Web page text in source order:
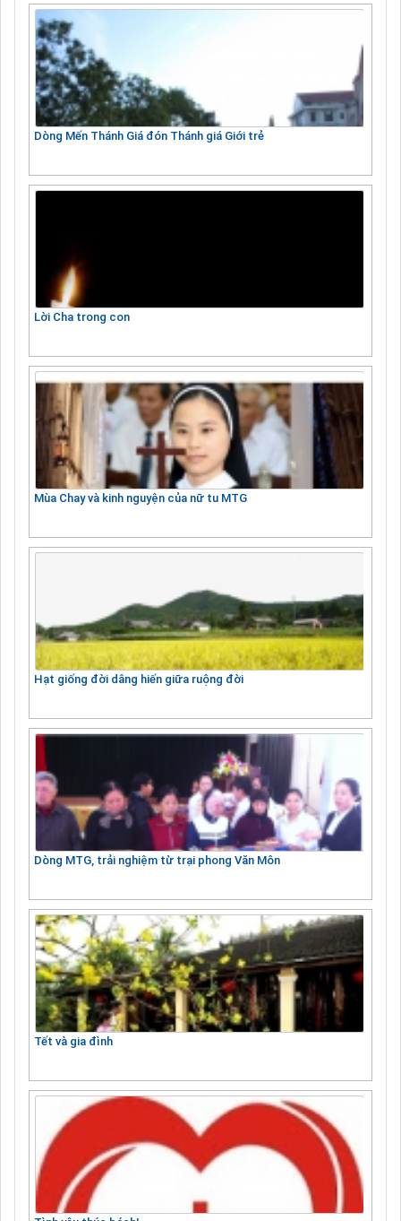
Dòng Mến Thánh Giá đón Thánh giá Giới trẻ
Lời Cha trong con
Mùa Chay và kinh nguyện của nữ tu MTG
Hạt giống đời dâng hiến giữa ruộng đời
Dòng MTG, trải nghiệm từ trại phong Văn Môn
Tết và gia đình